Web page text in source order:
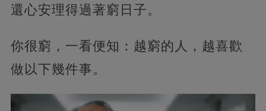
還心安理得過著窮日子。
你很窮，一看便知：越窮的人，越喜歡
做以下幾件事。